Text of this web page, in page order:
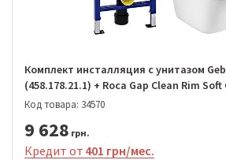
Комплект инсталляция с унитазом
(458.178.21.1) + Roca Gap Clean Rim Soft
Код товара: 34570
9 628 грн.
Кредит от 401 грн/мес.